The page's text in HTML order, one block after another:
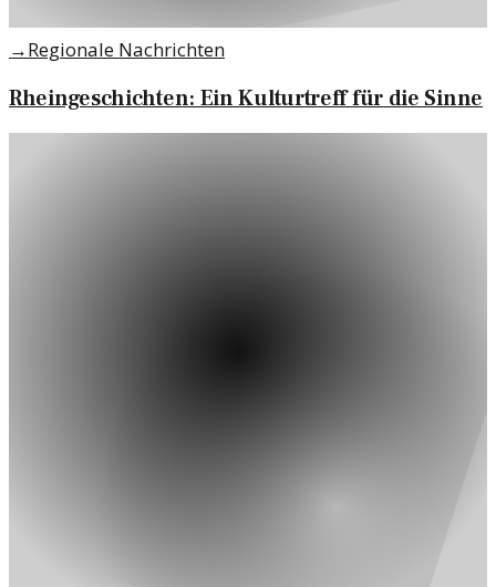
→Regionale Nachrichten
Rheingeschichten: Ein Kulturtreff für die Sinne